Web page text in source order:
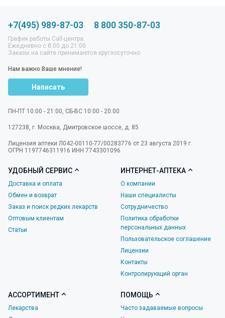
+7(495) 989-87-03 8 800 350-87-03
График работы Call-центра:
Ежедневно с 8:00 до 21:00
Заказы на сайте принимаются круглосуточно
Нам важно Ваше мнение!
Написать
ПН-ПТ 10:00 - 21:00, СБ-ВС 10:00 - 20:00
127238, г. Москва, Дмитровское шоссе, д. 85
Лицензия аптеки Л042-00110-77/00283776 от 23 августа 2019 г.
ОГРН 1197746311916 ИНН 7743301096
УДОБНЫЙ СЕРВИС
Доставка и оплата
Обмен и возврат
Заказ и поиск редких лекарств
Оптовым клиентам
Статьи
ИНТЕРНЕТ-АПТЕКА
О компании
Наши специалисты
Сотрудничество
Политика обработки
персональных данных
Пользовательское соглашение
Лицензии
Контакты
Контролирующий орган
АССОРТИМЕНТ
Лекарства
ПОМОЩЬ
Часто задаваемые вопросы